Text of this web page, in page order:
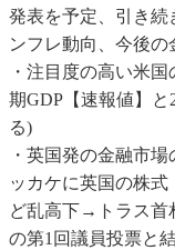
発表を予定、引き続
ンフレ動向、今後
・注目度の高い米
期GDP【速報値】と
る)
・英国発の金融市
ッカケに英国の株
ど乱高下→トラス首
の第1回議員投票と